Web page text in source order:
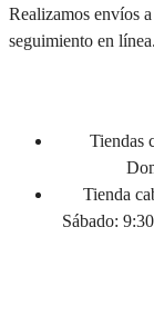
Realizamos envíos
seguimiento en línea.
Tiendas
Tienda
Sábado: